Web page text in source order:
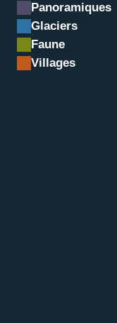
Panoramiques
Glaciers
Faune
Villages